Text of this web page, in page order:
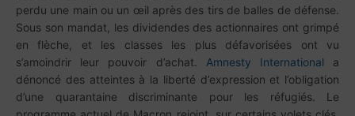
perdu une main ou un œil après des tirs de balles de défense.
Sous son mandat, les dividendes des actionnaires ont grimpé
en flèche, et les classes les plus défavorisées ont vu
s’amoindrir leur pouvoir d’achat. Amnesty International a
dénoncé des atteintes à la liberté d’expression et l’obligation
d’une quarantaine discriminante pour les réfugiés. Le